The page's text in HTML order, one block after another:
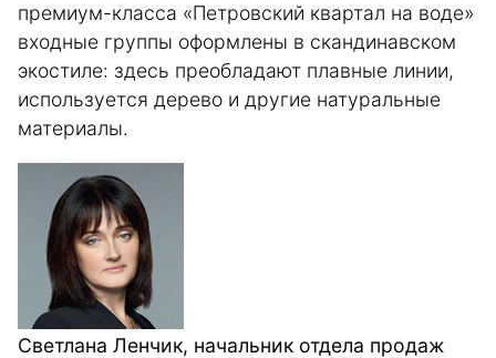
премиум-класса «Петровский квартал на воде»
входные группы оформлены в скандинавском
экостиле: здесь преобладают плавные линии,
используется дерево и другие натуральные
материалы.
Светлана Ленчик, начальник отдела продаж